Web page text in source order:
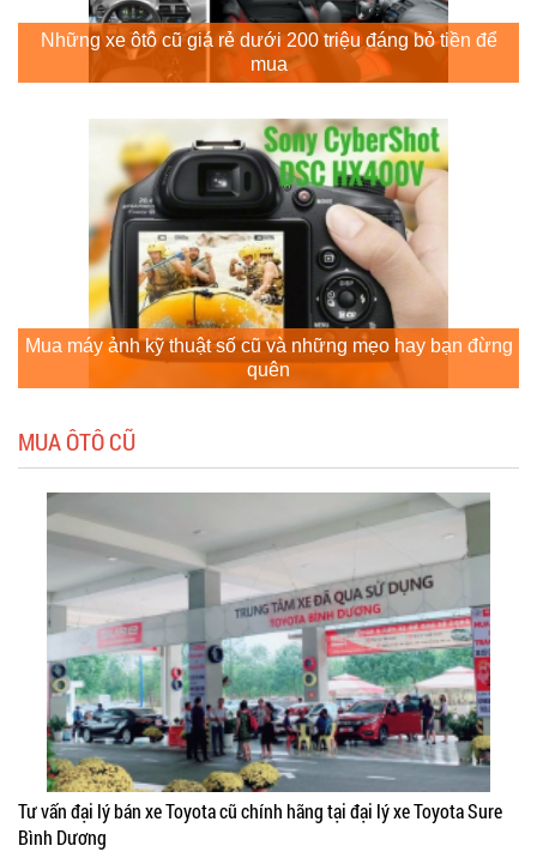
Những xe ôtô cũ giá rẻ dưới 200 triệu đáng bỏ tiền để
mua
Mua máy ảnh kỹ thuật số cũ và những mẹo hay bạn đừng
quên
MUA ÔTÔ CŨ
Tư vấn đại lý bán xe Toyota cũ chính hãng tại đại lý xe Toyota Sure
Bình Dương